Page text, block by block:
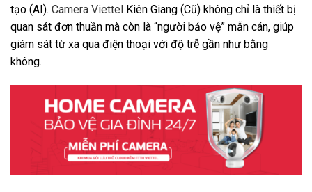
tạo (AI). Camera Viettel Kiên Giang (Cũ) không chỉ là thiết bị
quan sát đơn thuần mà còn là “người bảo vệ” mẫn cán, giúp
giám sát từ xa qua điện thoại với độ trễ gần như bằng
không.